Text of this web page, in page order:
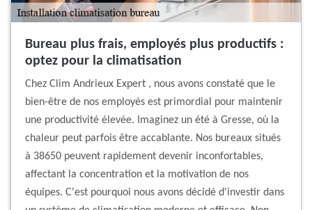
Bureau plus frais, employés plus productifs :
optez pour la climatisation
Chez Clim Andrieux Expert , nous avons constaté que le
bien-être de nos employés est primordial pour maintenir
une productivité élevée. Imaginez un été à Gresse, où la
chaleur peut parfois être accablante. Nos bureaux situés
à 38650 peuvent rapidement devenir inconfortables,
affectant la concentration et la motivation de nos
équipes. C'est pourquoi nous avons décidé d'investir dans